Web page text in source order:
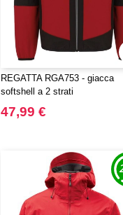
REGATTA RGA753 - giacca
softshell a 2 strati
47,99 €